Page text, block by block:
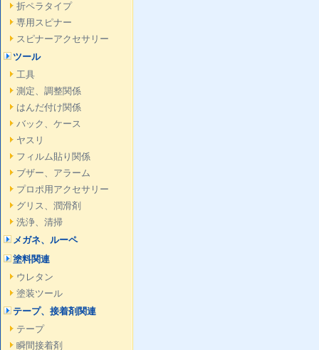
折ペラタイプ
専用スピナー
スピナーアクセサリー
ツール
工具
測定、調整関係
はんだ付け関係
バック、ケース
ヤスリ
フィルム貼り関係
ブザー、アラーム
プロポ用アクセサリー
グリス、潤滑剤
洗浄、清掃
メガネ、ルーペ
塗料関連
ウレタン
塗装ツール
テープ、接着剤関連
テープ
瞬間接着剤